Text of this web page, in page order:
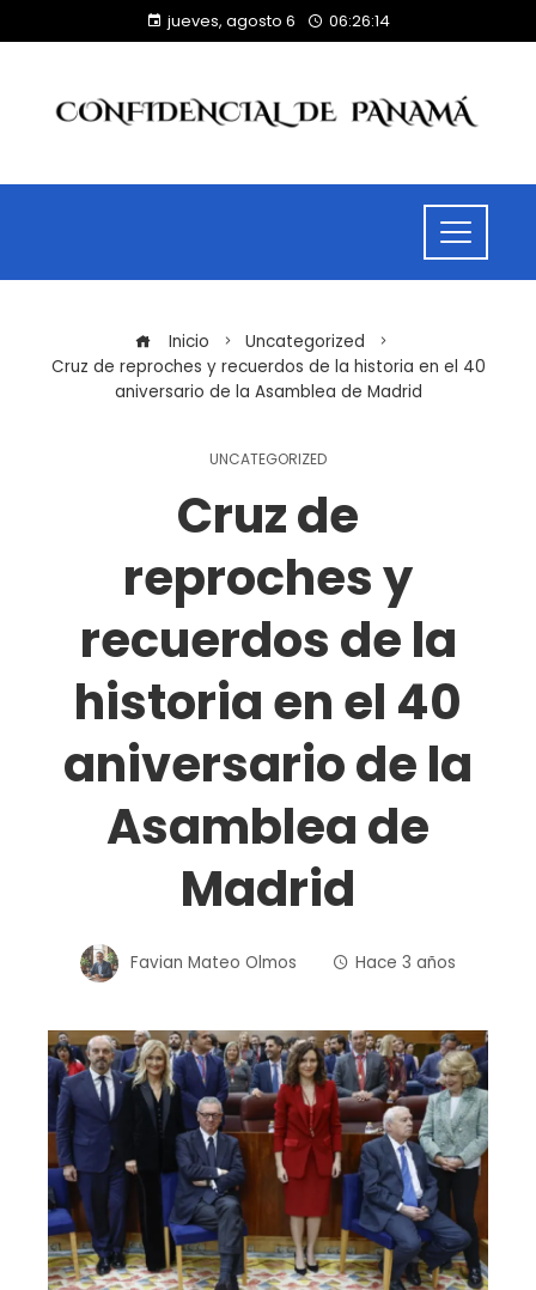
jueves, agosto 6 06:26:14
Inicio
Uncategorized
Cruz de reproches y recuerdos de la historia en el 40
aniversario de la Asamblea de Madrid
UNCATEGORIZED
Cruz de
reproches y
recuerdos de la
historia en el 40
aniversario de la
Asamblea de
Madrid
Favian Mateo Olmos Hace 3 años